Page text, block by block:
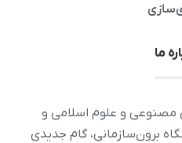
ما
و علوم اسلامی و
برون‌سازمانی، گام جدیدی